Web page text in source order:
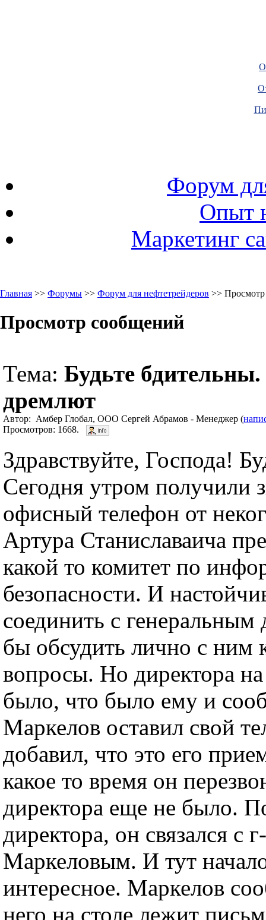
Форум
Опыт
Маркетинг
Главная >> Форумы >> Форум для нефтетрейдеров >>
Просмотр сообщений
Тема: Будьте
дремлют
Автор: Амбер Глобал, ООО Сергей Абрамов - Менеджер (
Просмотров: 1668.
Здравствуйте, Господа!
Сегодня утром получили
офисный телефон от
Артура Станиславаича
какой то комитет по
безопасности. И
соединить с генеральным
бы обсудить лично с ним
вопросы. Но директора
было, что было ему и
Маркелов оставил свой
добавил, что это его
какое то время он
директора еще не было.
директора, он связался с
Маркеловым. И тут
интересное. Маркелов
него на столе лежит